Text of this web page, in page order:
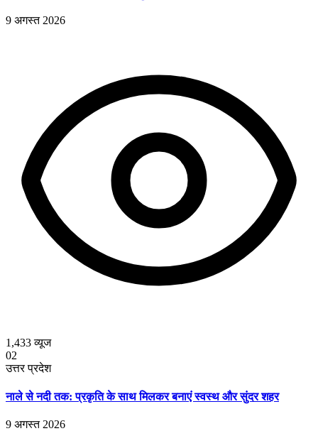
9 अगस्त 2026
1,433व्यूज
02
उत्तर प्रदेश
नाले से नदी तक: प्रकृति के साथ मिलकर बनाएं स्वस्थ और सुंदर शहर
9 अगस्त 2026